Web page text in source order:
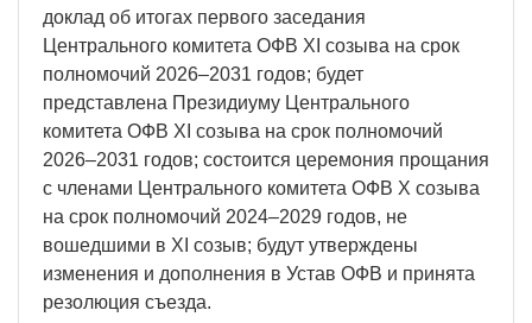
доклад об итогах первого заседания
Центрального комитета ОФВ XI созыва на срок
полномочий 2026–2031 годов; будет
представлена Президиуму Центрального
комитета ОФВ XI созыва на срок полномочий
2026–2031 годов; состоится церемония прощания
с членами Центрального комитета ОФВ X созыва
на срок полномочий 2024–2029 годов, не
вошедшими в XI созыв; будут утверждены
изменения и дополнения в Устав ОФВ и принята
резолюция съезда.